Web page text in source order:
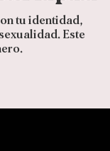
tu identidad,
Este